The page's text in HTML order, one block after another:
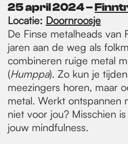
25 april 2024 –F
Locatie: Doornroosje
De Finse metalheads van
jaren aan de weg als
combineren ruige metal
(Humppa). Zo kun je
meezingers horen, maar
metal. Werkt ontspannen
niet voor jou? Misschien
jouw mindfulness.